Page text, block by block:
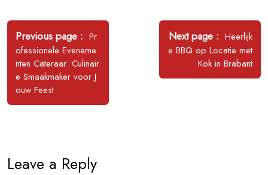
Bericht
navigatie
Previous page
Older
Posts
Pr
ofessionele Eveneme
nten Cateraar: Culinair
e Smaakmaker voor J
ouw Feest
Next page
Newer
Posts
Heerlijk
e BBQ op Locatie met
Kok in Brabant
Leave a Reply